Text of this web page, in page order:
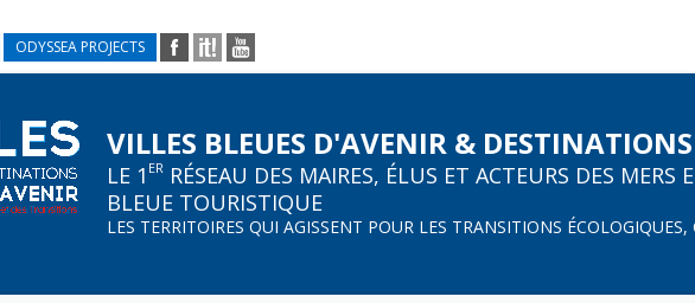
ODYSSEA PROJECTS
VILLES BLEUES D'AVENIR &
LE 1 ER RÉSEAU DES MAIRES, ÉLUS ET ACTEURS DES
BLEUE TOURISTIQUE
LES TERRITOIRES QUI AGISSENT POUR LES TRANSITIONS